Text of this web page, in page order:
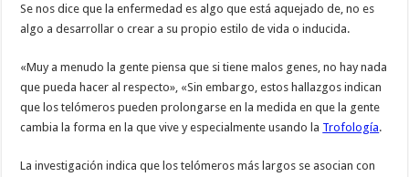
Se nos dice que la enfermedad es algo que está aquejado de, no es
algo a desarrollar o crear a su propio estilo de vida o inducida.
«Muy a menudo la gente piensa que si tiene malos genes, no hay nada
que pueda hacer al respecto», «Sin embargo, estos hallazgos indican
que los telómeros pueden prolongarse en la medida en que la gente
cambia la forma en la que vive y especialmente usando la Trofología.
La investigación indica que los telómeros más largos se asocian con